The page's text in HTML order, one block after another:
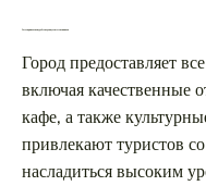
Гостеприимство и удобство для путешественников
Город предоставляет
включая качественные
кафе, а также
привлекают туристов
насладиться высоким